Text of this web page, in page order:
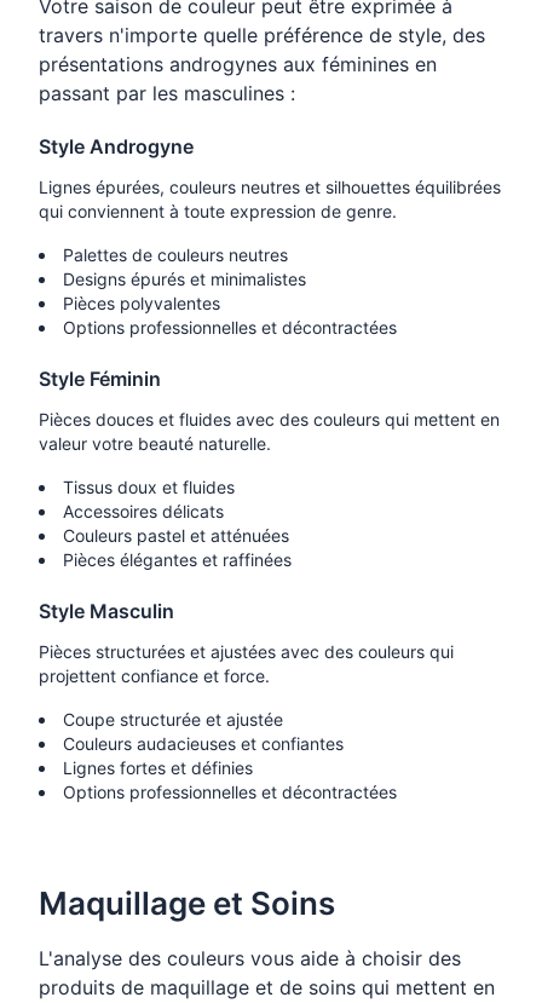
Votre saison de couleur peut être exprimée à
travers n'importe quelle préférence de style, des
présentations androgynes aux féminines en
passant par les masculines :
Style Androgyne
Lignes épurées, couleurs neutres et silhouettes équilibrées
qui conviennent à toute expression de genre.
Palettes de couleurs neutres
Designs épurés et minimalistes
Pièces polyvalentes
Options professionnelles et décontractées
Style Féminin
Pièces douces et fluides avec des couleurs qui mettent en
valeur votre beauté naturelle.
Tissus doux et fluides
Accessoires délicats
Couleurs pastel et atténuées
Pièces élégantes et raffinées
Style Masculin
Pièces structurées et ajustées avec des couleurs qui
projettent confiance et force.
Coupe structurée et ajustée
Couleurs audacieuses et confiantes
Lignes fortes et définies
Options professionnelles et décontractées
Maquillage et Soins
L'analyse des couleurs vous aide à choisir des
produits de maquillage et de soins qui mettent en